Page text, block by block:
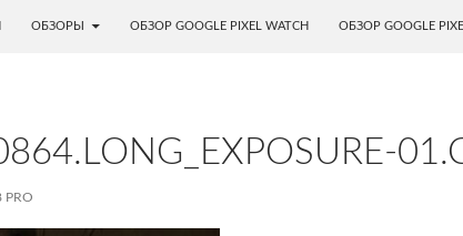
ОБЗОРЫ ОБЗОР GOOGLE PIXEL WATCH ОБЗОР GOOGLE
PRO